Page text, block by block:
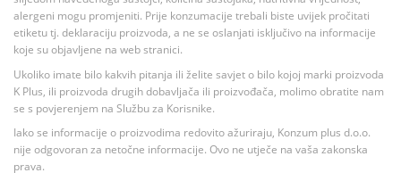
alergeni mogu promjeniti. Prije konzumacije trebali biste uvijek pročitati
etiketu tj. deklaraciju proizvoda, a ne se oslanjati isključivo na informacije
koje su objavljene na web stranici.
Ukoliko imate bilo kakvih pitanja ili želite savjet o bilo kojoj marki proizvoda
K Plus, ili proizvoda drugih dobavljača ili proizvođača, molimo obratite nam
se s povjerenjem na Službu za Korisnike.
Iako se informacije o proizvodima redovito ažuriraju, Konzum plus d.o.o.
nije odgovoran za netočne informacije. Ovo ne utječe na vaša zakonska
prava.